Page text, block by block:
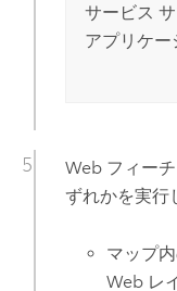
サービス
アプリケー
Web フィー
ずれかを実行
マップ
Web レ